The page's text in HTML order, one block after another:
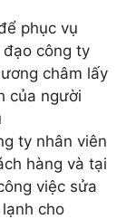
phục vụ
công ty
châm lấy
của người
ty nhân viên
hàng và tại
việc sửa
cho